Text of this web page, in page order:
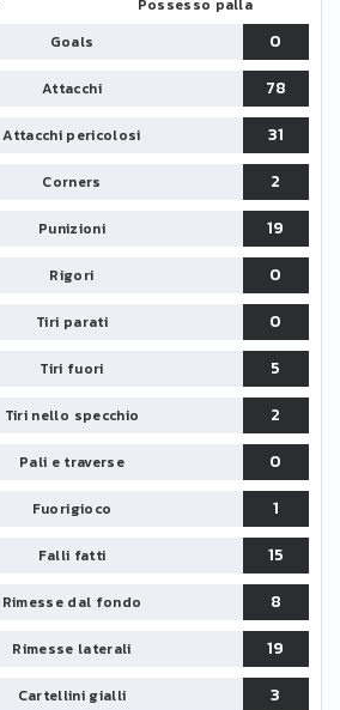
Possesso palla
Goals
0
Attacchi
78
Attacchi pericolosi
31
Corners
2
Punizioni
19
Rigori
0
Tiri parati
0
Tiri fuori
5
Tiri nello specchio
2
Pali e traverse
0
Fuorigioco
1
Falli fatti
15
Rimesse dal fondo
8
Rimesse laterali
19
Cartellini gialli
3